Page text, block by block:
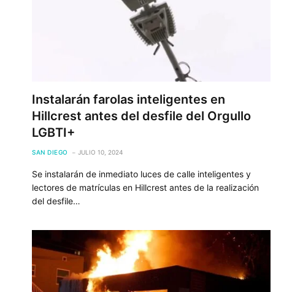
Instalarán farolas inteligentes en
Hillcrest antes del desfile del Orgullo
LGBTI+
SAN DIEGO JULIO 10, 2024
Se instalarán de inmediato luces de calle inteligentes y
lectores de matrículas en Hillcrest antes de la realización
del desfile…